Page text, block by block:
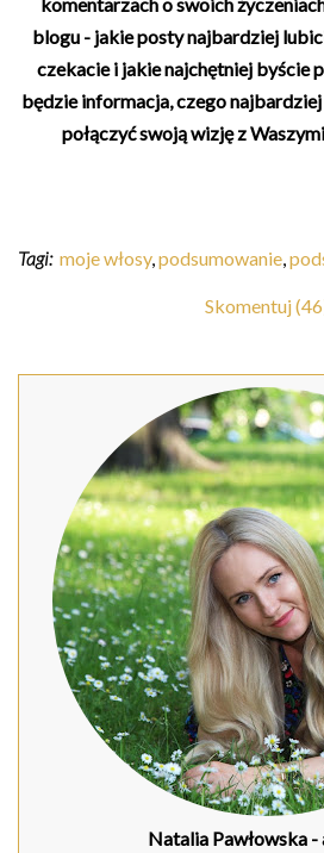
komentarzach o swoich
blogu - jakie posty najbardziej
czekacie i jakie najchętniej byście
będzie informacja, czego
połączyć swoją wizję z
Tagi: moje włosy,podsumowanie,
Skomentuj
Natalia Pawłowska -